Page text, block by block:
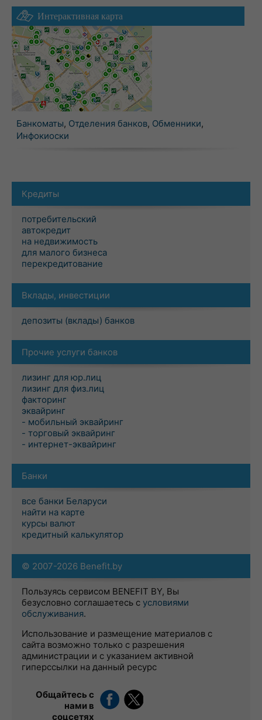
Интерактивная карта
Банкоматы, Отделения банков, Обменники,
Инфокиоски
Кредиты
потребительский
автокредит
на недвижимость
для малого бизнеса
перекредитование
Вклады, инвестиции
депозиты (вклады) банков
Прочие услуги банков
лизинг для юр.лиц
лизинг для физ.лиц
факторинг
эквайринг
- мобильный эквайринг
- торговый эквайринг
- интернет-эквайринг
Банки
все банки Беларуси
найти на карте
курсы валют
кредитный калькулятор
© 2007-2026 Benefit.by
Пользуясь сервисом BENEFIT BY, Вы
безусловно соглашаетесь с условиями
обслуживания.
Использование и размещение материалов с
сайта возможно только с разрешения
администрации и с указанием активной
гиперссылки на данный ресурс
Общайтесь с
нами в
соцсетях